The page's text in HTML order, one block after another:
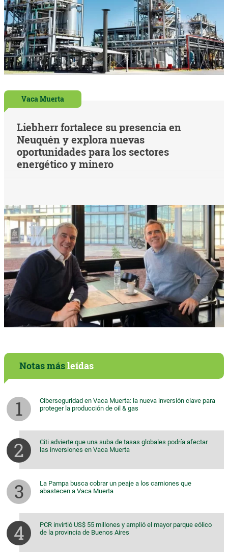
Vaca Muerta
Liebherr fortalece su presencia en
Neuquén y explora nuevas
oportunidades para los sectores
energético y minero
Notas másleídas
Ciberseguridad en Vaca Muerta: la nueva inversión clave para
proteger la producción de oil & gas
Citi advierte que una suba de tasas globales podría afectar
las inversiones en Vaca Muerta
La Pampa busca cobrar un peaje a los camiones que
abastecen a Vaca Muerta
PCR invirtió US$ 55 millones y amplió el mayor parque eólico
de la provincia de Buenos Aires